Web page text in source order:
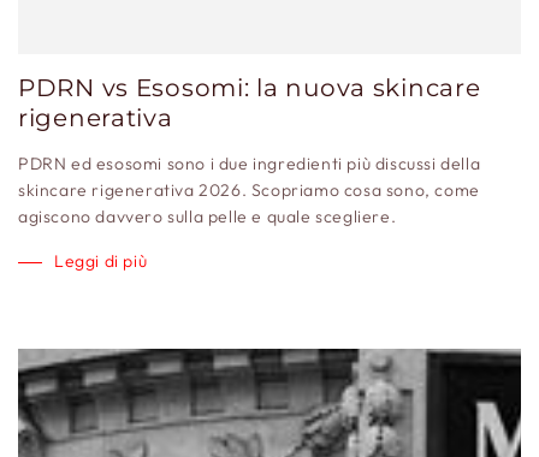
PDRN vs Esosomi: la nuova skincare
rigenerativa
PDRN ed esosomi sono i due ingredienti più discussi della
skincare rigenerativa 2026. Scopriamo cosa sono, come
agiscono davvero sulla pelle e quale scegliere.
Leggi di più